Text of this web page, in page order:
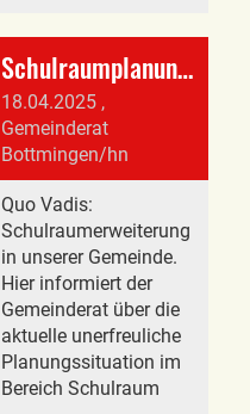
Schulraumplanung in Bottmingen (Mitteilung des Gemeinderates
18.04.2025 ,
Gemeinderat
Bottmingen/hn
Quo Vadis:
Schulraumerweiterung
in unserer Gemeinde.
Hier informiert der
Gemeinderat über die
aktuelle unerfreuliche
Planungssituation im
Bereich Schulraum